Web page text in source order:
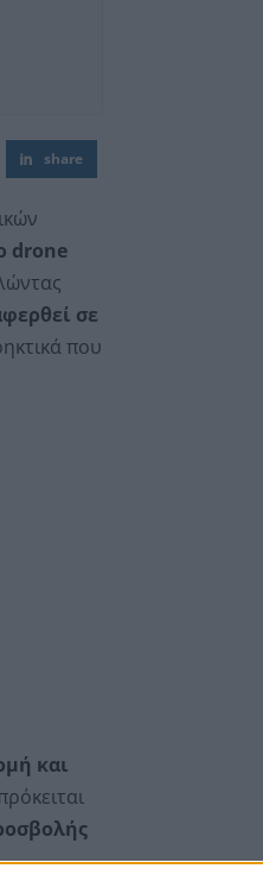
share
drone
σε
που
και